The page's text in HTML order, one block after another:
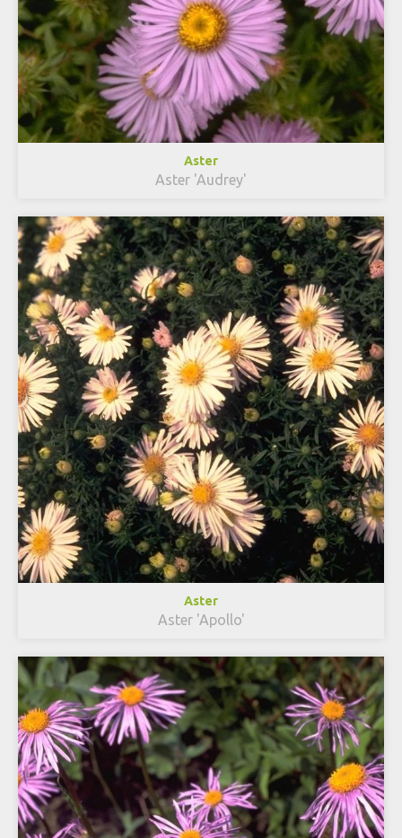
Aster
Aster 'Audrey'
Aster
Aster 'Apollo'